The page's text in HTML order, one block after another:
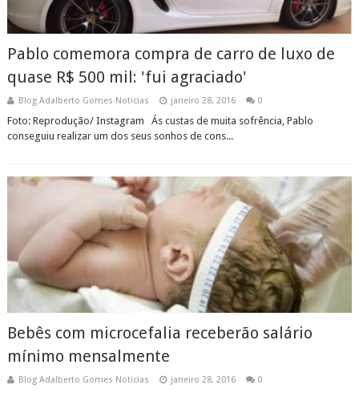
Pablo comemora compra de carro de luxo de
quase R$ 500 mil: 'fui agraciado'
Blog Adalberto Gomes Noticias janeiro 28, 2016 0
Foto: Reprodução/ Instagram Ás custas de muita sofrência, Pablo
conseguiu realizar um dos seus sonhos de cons...
Bebês com microcefalia receberão salário
mínimo mensalmente
Blog Adalberto Gomes Noticias janeiro 28, 2016 0